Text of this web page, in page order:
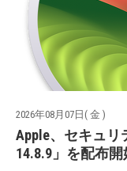
2026年08月07日( 金 )
Apple、セキュリ
14.8.9」を配布開